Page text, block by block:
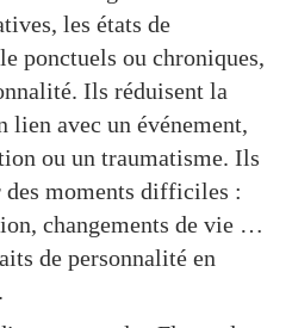
les états de
ponctuels ou chroniques,
Ils réduisent la
lien avec un événement,
ou un traumatisme. Ils
des moments difficiles :
changements de vie …
de personnalité en